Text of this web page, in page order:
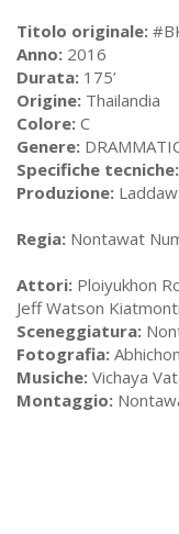
Titolo originale:
Anno: 2016
Durata: 175’
Origine: Thailandia
Colore: C
Genere:
Specifiche tecniche:
Produzione:
Regia: Nontawat
Attori: Ploiyukhon
Jeff Watson
Sceneggiatura:
Fotografia:
Musiche: Vichaya
Montaggio: